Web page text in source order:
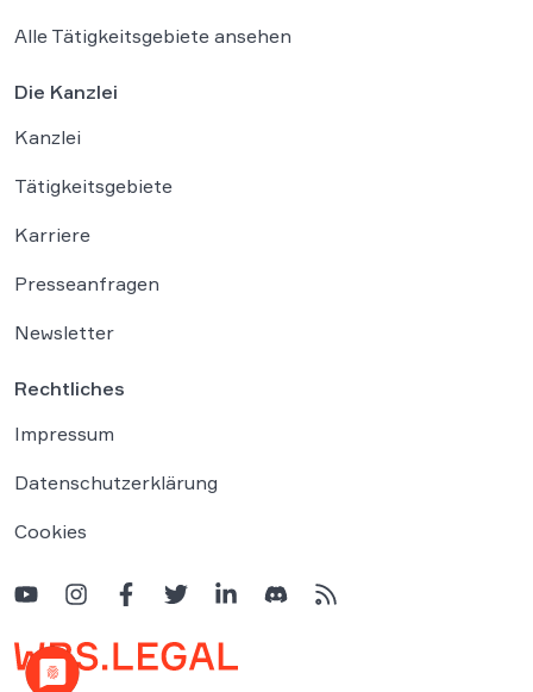
Alle Tätigkeitsgebiete ansehen
Die Kanzlei
Kanzlei
Tätigkeitsgebiete
Karriere
Presseanfragen
Newsletter
Rechtliches
Impressum
Datenschutzerklärung
Cookies